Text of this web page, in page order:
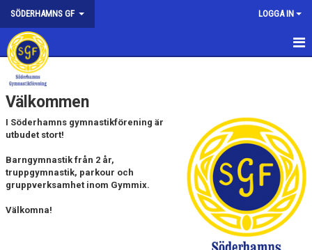
SÖDERHAMNS GF LOGGA IN
HEM
NYHETER
FÖRENINGEN
KONTAKTA OSS
HEDERSMEDLEMMAR
Välkommen
I Söderhamns gymnastikförening är
utbudet stort!
Barngymnastik från 2 år,
truppgymnastik, parkour och
gruppverksamhet inom Gymmix.
Välkomna!